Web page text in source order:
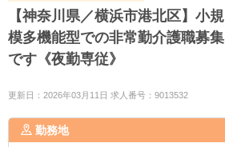
【神奈川県／横浜市港北区】小規
模多機能型での非常勤介護職募集
です《夜勤専従》
更新日：2026年03月11日 求人番号：9013532
勤務地